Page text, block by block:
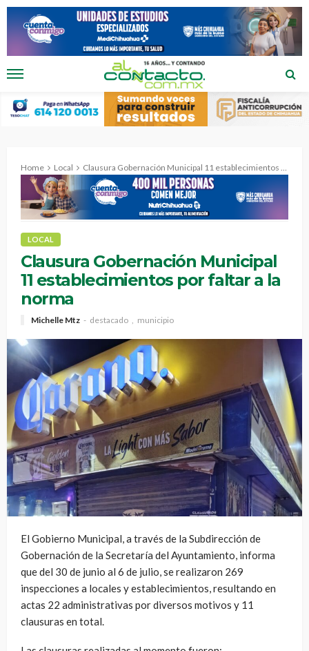
Home Local Clausura Gobernación Municipal 11 establecimientos por faltar a la norma
LOCAL
Clausura Gobernación Municipal
11 establecimientos por faltar a la
norma
Michelle Mtz destacado municipio
El Gobierno Municipal, a través de la Subdirección de
Gobernación de la Secretaría del Ayuntamiento, informa
que del 30 de junio al 6 de julio, se realizaron 269
inspecciones a locales y establecimientos, resultando en
actas 22 administrativas por diversos motivos y 11
clausuras en total.